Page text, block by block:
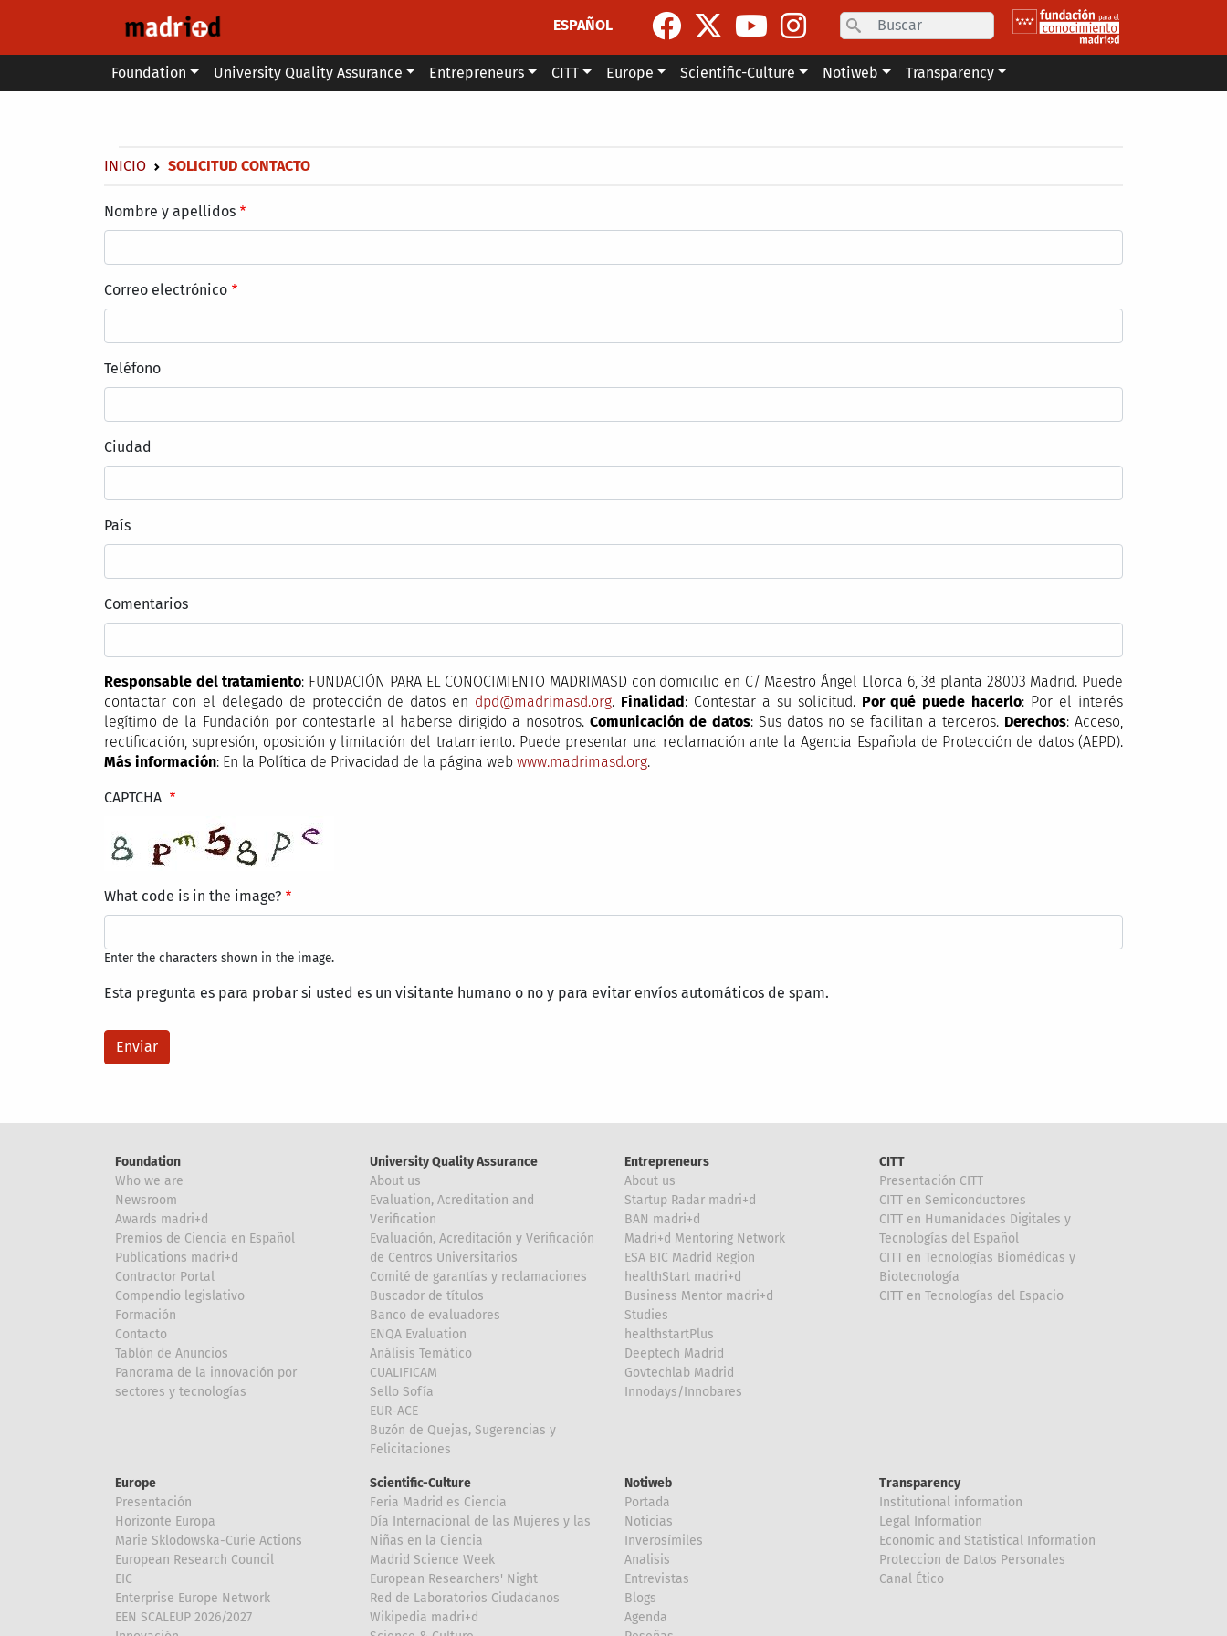
ESPAÑOL
Search
Main menu
Foundation University Quality Assurance Entrepreneurs CITT Europe Scientific-Culture Notiweb Transparency
Breadcrumb
INICIO SOLICITUD CONTACTO
Nombre y apellidos
Correo electrónico
Teléfono
Ciudad
País
Comentarios
Responsable del tratamiento: FUNDACIÓN PARA EL CONOCIMIENTO MADRIMASD con domicilio en C/ Maestro Ángel Llorca 6, 3ª planta 28003 Madrid. Puede
contactar con el delegado de protección de datos en dpd@madrimasd.org. Finalidad: Contestar a su solicitud. Por qué puede hacerlo: Por el interés
legítimo de la Fundación por contestarle al haberse dirigido a nosotros. Comunicación de datos: Sus datos no se facilitan a terceros. Derechos: Acceso,
rectificación, supresión, oposición y limitación del tratamiento. Puede presentar una reclamación ante la Agencia Española de Protección de datos (AEPD).
Más información: En la Política de Privacidad de la página web www.madrimasd.org.
CAPTCHA
What code is in the image?
Enter the characters shown in the image.
Esta pregunta es para probar si usted es un visitante humano o no y para evitar envíos automáticos de spam.
Foundation
Who we are
Newsroom
Awards madri+d
Premios de Ciencia en Español
Publications madri+d
Contractor Portal
Compendio legislativo
Formación
Contacto
Tablón de Anuncios
Panorama de la innovación por
sectores y tecnologías
University Quality Assurance
About us
Evaluation, Acreditation and
Verification
Evaluación, Acreditación y Verificación
de Centros Universitarios
Comité de garantías y reclamaciones
Buscador de títulos
Banco de evaluadores
ENQA Evaluation
Análisis Temático
CUALIFICAM
Sello Sofía
EUR-ACE
Buzón de Quejas, Sugerencias y
Felicitaciones
Entrepreneurs
About us
Startup Radar madri+d
BAN madri+d
Madri+d Mentoring Network
ESA BIC Madrid Region
healthStart madri+d
Business Mentor madri+d
Studies
healthstartPlus
Deeptech Madrid
Govtechlab Madrid
Innodays/Innobares
CITT
Presentación CITT
CITT en Semiconductores
CITT en Humanidades Digitales y
Tecnologías del Español
CITT en Tecnologías Biomédicas y
Biotecnología
CITT en Tecnologías del Espacio
Europe
Presentación
Horizonte Europa
Marie Sklodowska-Curie Actions
European Research Council
EIC
Enterprise Europe Network
EEN SCALEUP 2026/2027
Scientific-Culture
Feria Madrid es Ciencia
Día Internacional de las Mujeres y las
Niñas en la Ciencia
Madrid Science Week
European Researchers' Night
Red de Laboratorios Ciudadanos
Wikipedia madri+d
Notiweb
Portada
Noticias
Inverosímiles
Analisis
Entrevistas
Blogs
Agenda
Transparency
Institutional information
Legal Information
Economic and Statistical Information
Proteccion de Datos Personales
Canal Ético